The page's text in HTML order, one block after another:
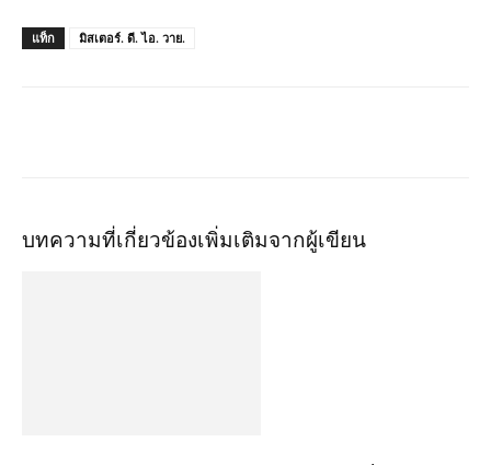
แท็ก มิสเตอร์. ดี. ไอ. วาย.
บทความที่เกี่ยวข้องเพิ่มเติมจากผู้เขียน